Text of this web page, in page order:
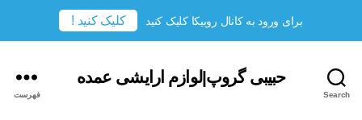
Search
حبیبی گروپ|لوازم ارایشی عمده
فهرست
برای ورود به کانال روبیکا کلیک کنید کلیک کنید !